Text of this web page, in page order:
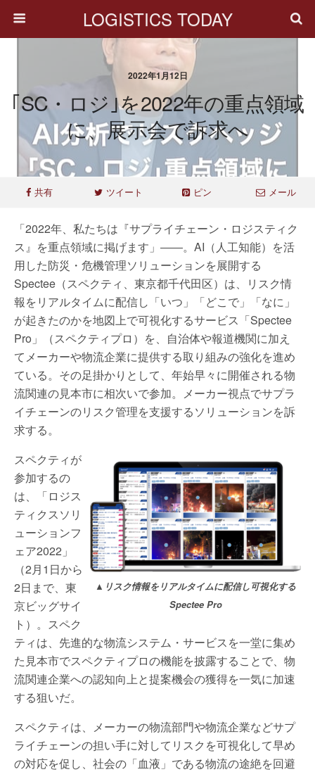
LOGISTICS TODAY
2022年1月12日
｢SC・ロジ｣を2022年の重点領域
に、展示会で訴求へ
共有 ツイート ピン メール
「2022年、私たちは『サプライチェーン・ロジスティク
ス』を重点領域に掲げます」――。AI（人工知能）を活
用した防災・危機管理ソリューションを展開する
Spectee（スペクティ、東京都千代田区）は、リスク情
報をリアルタイムに配信し「いつ」「どこで」「なに」
が起きたのかを地図上で可視化するサービス「Spectee
Pro」（スペクティプロ）を、自治体や報道機関に加え
てメーカーや物流企業に提供する取り組みの強化を進め
ている。その足掛かりとして、年始早々に開催される物
流関連の見本市に相次いで参加。メーカー視点でサプラ
イチェーンのリスク管理を支援するソリューションを訴
求する。
▲リスク情報をリアルタイムに配信し可視化する
Spectee Pro
スペクティが
参加するの
は、「ロジス
ティクスソリ
ューションフ
ェア2022」
（2月1日から
2日まで、東
京ビッグサイ
ト）。スペク
ティは、先進的な物流システム・サービスを一堂に集め
た見本市でスペクティプロの機能を披露することで、物
流関連企業への認知向上と提案機会の獲得を一気に加速
する狙いだ。
スペクティは、メーカーの物流部門や物流企業などサプ
ライチェーンの担い手に対してリスクを可視化して早め
の対応を促し、社会の「血液」である物流の途絶を回避